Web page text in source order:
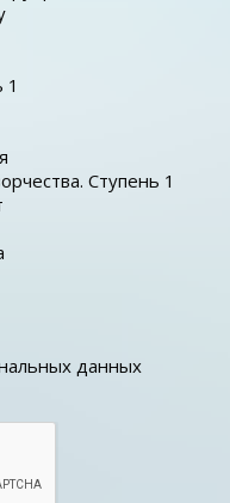
1
Ступень 1
данных